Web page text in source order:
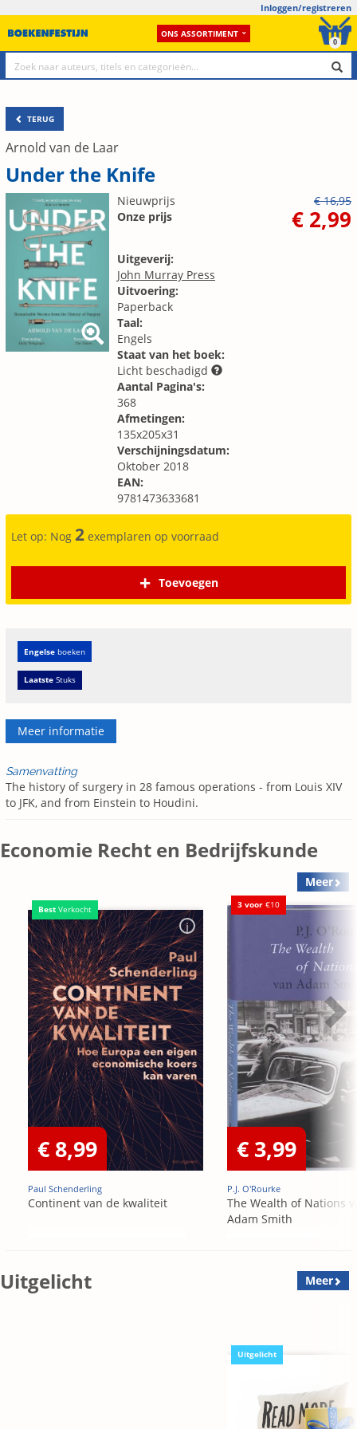
Inloggen/registreren
ONS ASSORTIMENT
0
TERUG
Arnold van de Laar
Under the Knife
Nieuwprijs
€ 16,95
Onze prijs
€ 2,99
Uitgeverij:
John Murray Press
Uitvoering:
Paperback
Taal:
Engels
Staat van het boek:
Licht beschadigd
Aantal Pagina's:
368
Afmetingen:
135x205x31
Verschijningsdatum:
Oktober 2018
EAN:
9781473633681
Let op: Nog 2 exemplaren op voorraad
Toevoegen
Engelse boeken
Laatste Stuks
Meer informatie
Samenvatting
The history of surgery in 28 famous operations - from Louis XIV
to JFK, and from Einstein to Houdini.
Economie Recht en Bedrijfskunde
Meer
Best Verkocht
€ 8,99
Paul Schenderling
Continent van de kwaliteit
3 voor €10
€ 3,99
P.J. O'Rourke
The Wealth of Nations
Adam Smith
Uitgelicht Meer
Uitgelicht